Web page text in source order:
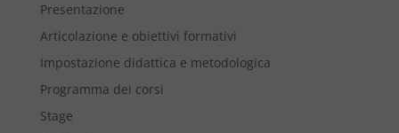
Presentazione
Articolazione e obiettivi formativi
Impostazione didattica e metodologica
Programma dei corsi
Stage